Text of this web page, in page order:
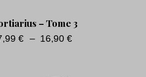
– Tome 3
€ – 16,90 €